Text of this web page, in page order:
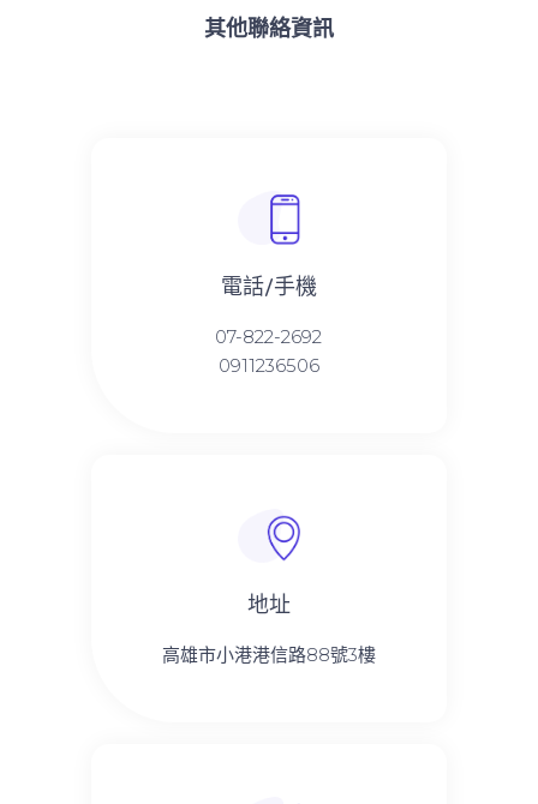
其他聯絡資訊
電話/手機
07-822-2692
0911236506
地址
高雄市小港港信路88號3樓